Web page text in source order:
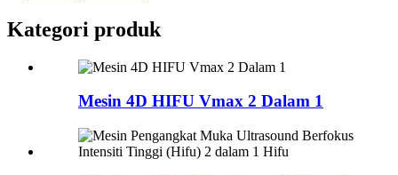
Kategori produk
Mesin 4D HIFU Vmax 2 Dalam 1